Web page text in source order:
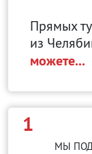
Прямых
из
можете...
1
МЫ